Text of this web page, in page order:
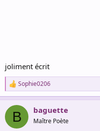
joliment écrit
R
e
a
c
i
Sophie0206
B baguette
Maître Poète